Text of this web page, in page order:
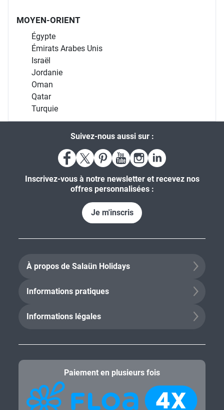
MOYEN-ORIENT
Égypte
Émirats Arabes Unis
Israël
Jordanie
Oman
Qatar
Turquie
Suivez-nous aussi sur :
Inscrivez-vous à notre newsletter et recevez nos
offres personnalisées :
Je m'inscris
À propos de Salaün Holidays
Informations pratiques
Informations légales
Paiement en plusieurs fois